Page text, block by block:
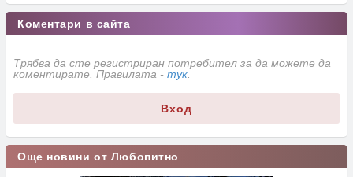
Коментари в сайта
Трябва да сте регистриран потребител за да можете да
коментирате. Правилата - тук
Вход
Още новини от Любопитно